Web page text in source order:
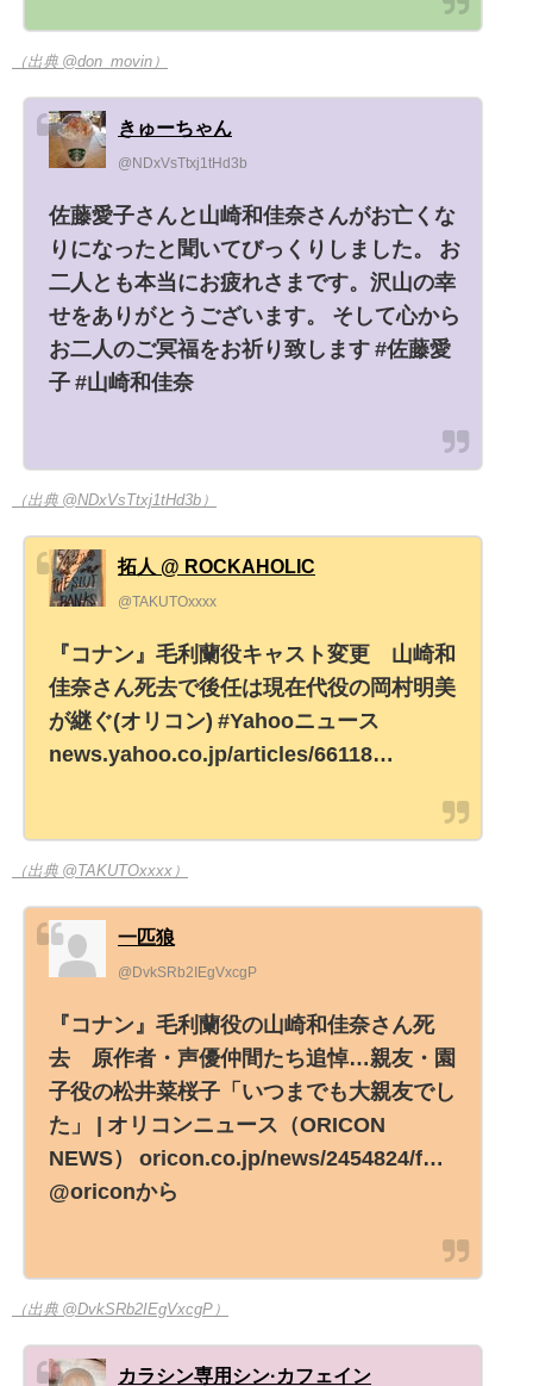
（出典 @don_movin）
きゅーちゃん
@NDxVsTtxj1tHd3b
佐藤愛子さんと山崎和佳奈さんがお亡くな
りになったと聞いてびっくりしました。 お
二人とも本当にお疲れさまです。沢山の幸
せをありがとうございます。 そして心から
お二人のご冥福をお祈り致します #佐藤愛
子 #山崎和佳奈
（出典 @NDxVsTtxj1tHd3b）
拓人 @ ROCKAHOLIC
@TAKUTOxxxx
『コナン』毛利蘭役キャスト変更 山崎和
佳奈さん死去で後任は現在代役の岡村明美
が継ぐ(オリコン) #Yahooニュース
news.yahoo.co.jp/articles/66118…
（出典 @TAKUTOxxxx）
一匹狼
@DvkSRb2IEgVxcgP
『コナン』毛利蘭役の山崎和佳奈さん死
去 原作者・声優仲間たち追悼…親友・園
子役の松井菜桜子「いつまでも大親友でし
た」 | オリコンニュース（ORICON
NEWS） oricon.co.jp/news/2454824/f…
@oriconから
（出典 @DvkSRb2IEgVxcgP）
カラシン専用シン·カフェイン